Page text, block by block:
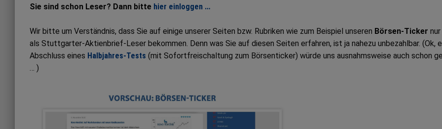
Sie sind schon Leser? Dann bitte hier einloggen …
Wir bitte um Verständnis, dass Sie auf einige unserer Seiten bzw. Rubriken wie zum Beispiel unseren Börsen-Ticker
als Stuttgarter-Aktienbrief-Leser bekommen. Denn was Sie auf diesen Seiten erfahren, ist ja nahezu unbezahlbar. (Ok,
Abschluss eines Halbjahres-Tests (mit Sofortfreischaltung zum Börsenticker) würde uns ausnahmsweise auch schon
… )